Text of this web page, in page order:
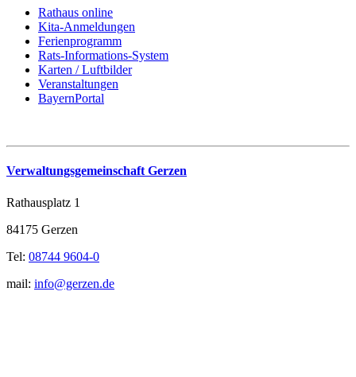
Rathaus online
Kita-Anmeldungen
Ferienprogramm
Rats-Informations-System
Karten / Luftbilder
Veranstaltungen
BayernPortal
Verwaltungsgemeinschaft Gerzen
Rathausplatz 1
84175 Gerzen
Tel: 08744 9604-0
mail: info@gerzen.de